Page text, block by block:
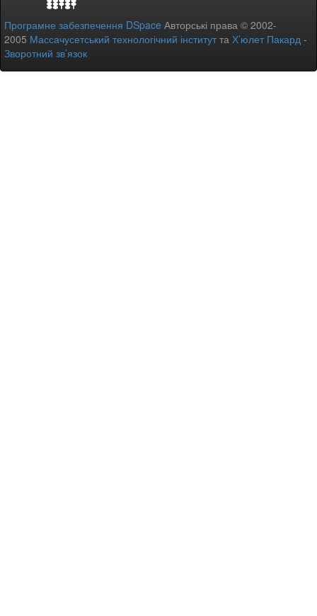
Програмне забезпечення DSpace Авторські права © 2002-
2005 Массачусетський технологічний інститутта Х’юлет Пакард -
Зворотний зв’язок